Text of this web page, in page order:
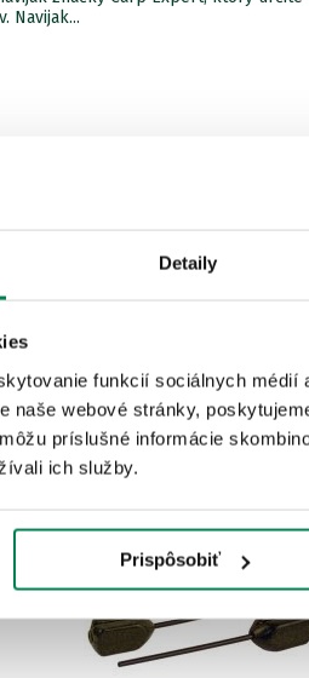
Detaily
funkcií sociálnych
naše webové stránky,
príslušné informácie
ich služby.
Prispôsobiť
Navijak...
VÝPREDAJ